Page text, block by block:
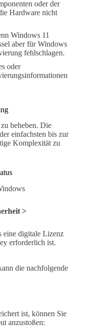
oder der
Hardware nicht
Windows 11
aber für Windows
fehlschlagen.
oder
beheben. Die
einfachsten bis zur
Komplexität zu
>
eine digitale Lizenz
erforderlich ist.
die nachfolgende
ist, können Sie
anzustoßen: